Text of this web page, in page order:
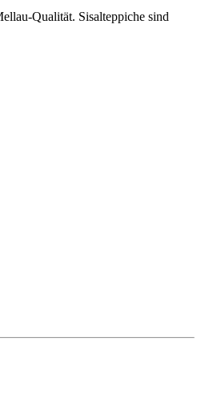
Qualität. Sisalteppiche sind